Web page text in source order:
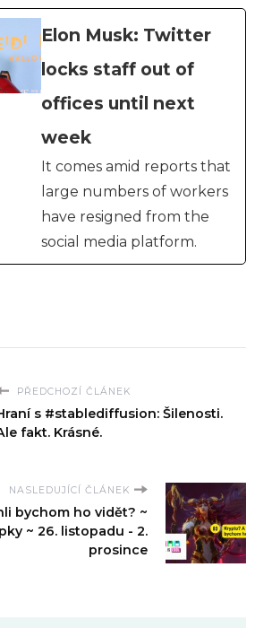
Elon Musk: Twitter
locks staff out of
offices until next
week
It comes amid reports that
large numbers of workers
have resigned from the
social media platform.
PŘEDCHOZÍ ČLÁNEK
s #stablediffusion: Šilenosti.
fakt. Krásné.
NASLEDUJÍCÍ ČLÁNEK
bychom ho vidět? ~
~ 26. listopadu - 2.
prosince